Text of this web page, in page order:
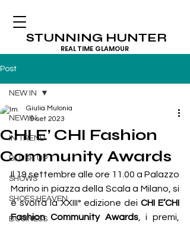
STUNNING HUNTER
REAL TIME GLAMOUR
Post
NEW IN
IN TREND
BLUSH UP
SHOWS
SHOES HEAVEN
BUSINESS
NEW IN
CHI E’ CHI Fashion
Community Awards
Giulia Mulonia
19 set 2023
Il 19 settembre alle ore 11.00 a Palazzo
Marino in piazza della Scala a Milano, si
è svolta la XXIII° edizione dei CHI E’CHI
Fashion Community Awards, i premi,